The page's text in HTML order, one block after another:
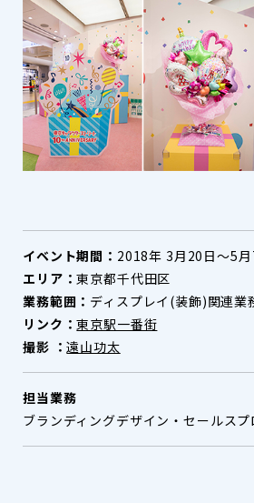
イベント期間： 2018年 3月20日〜5月
エリア：東京都千代田区
業務範囲： ディスプレイ(装飾)関連業
リンク：東京駅一番街
撮影 ：遠山功太
担当業務
ブランディングデザイン・セールス